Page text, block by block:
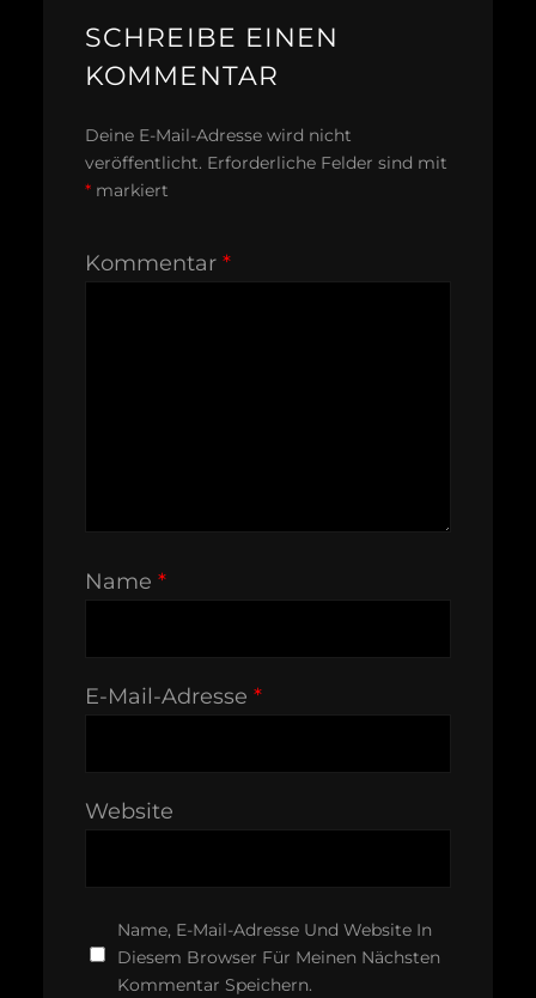
SCHREIBE EINEN
KOMMENTAR
Deine E-Mail-Adresse wird nicht
veröffentlicht. Erforderliche Felder sind mit
* markiert
Kommentar *
Name *
E-Mail-Adresse *
Website
Name, E-Mail-Adresse Und Website In
Diesem Browser Für Meinen Nächsten
Kommentar Speichern.